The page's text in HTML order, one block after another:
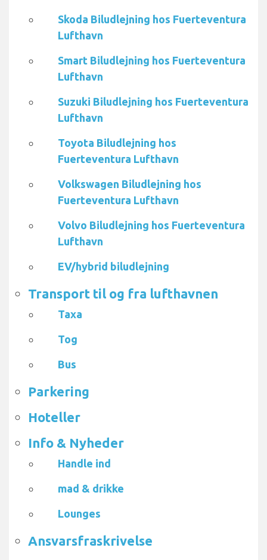
Skoda Biludlejning hos Fuerteventura
Lufthavn
Smart Biludlejning hos Fuerteventura
Lufthavn
Suzuki Biludlejning hos Fuerteventura
Lufthavn
Toyota Biludlejning hos
Fuerteventura Lufthavn
Volkswagen Biludlejning hos
Fuerteventura Lufthavn
Volvo Biludlejning hos Fuerteventura
Lufthavn
EV/hybrid biludlejning
Transport til og fra lufthavnen
Taxa
Tog
Bus
Parkering
Hoteller
Info & Nyheder
Handle ind
mad & drikke
Lounges
Ansvarsfraskrivelse